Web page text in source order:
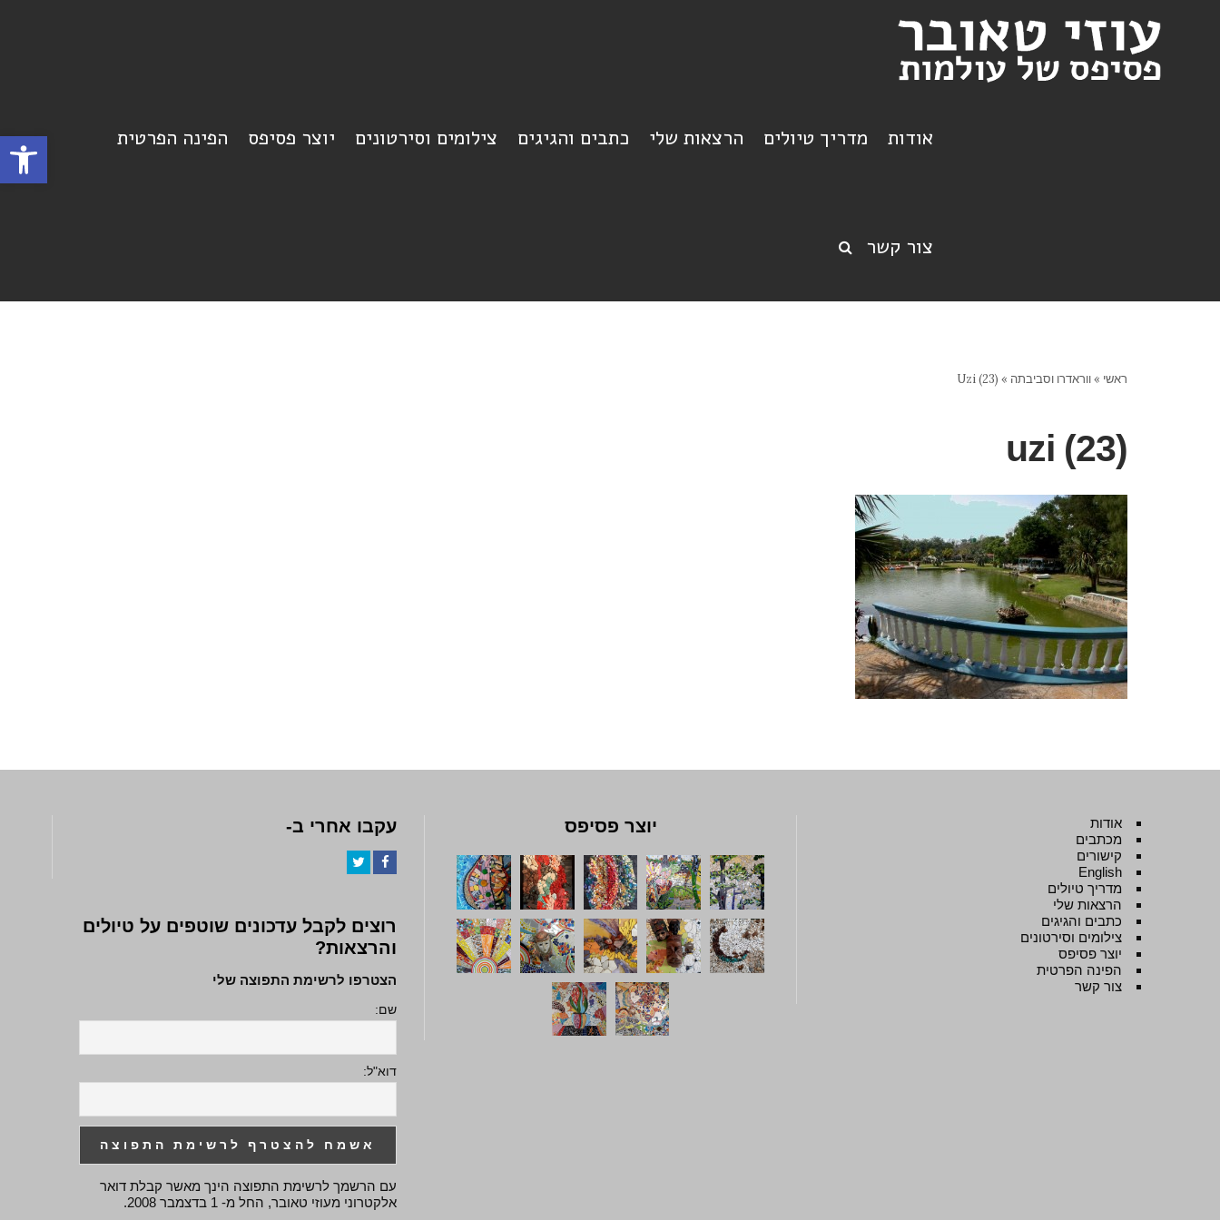
פתח אודות מדריך טיולים הרצאות שלי כתבים והגיגים צילומים וסירטונים יוצר פסיפס הפינה הפרטית
צור קשר
ראשי »ווראדרו וסביבתה »
Uzi (23)
uzi (23)
אודות
מכתבים
קישורים
English
מדריך טיולים
הרצאות שלי
כתבים והגיגים
צילומים וסירטונים
יוצר פסיפס
הפינה הפרטית
צור קשר
יוצר פסיפס עקבו אחרי ב-
רוצים לקבל עדכונים שוטפים על טיולים
והרצאות?
הצטרפו לרשימת התפוצה שלי
שם:
דוא"ל:
עם הרשמך לרשימת התפוצה הינך מאשר קבלת דואר
אלקטרוני מעוזי טאובר, החל מ- 1 בדצמבר 2008.